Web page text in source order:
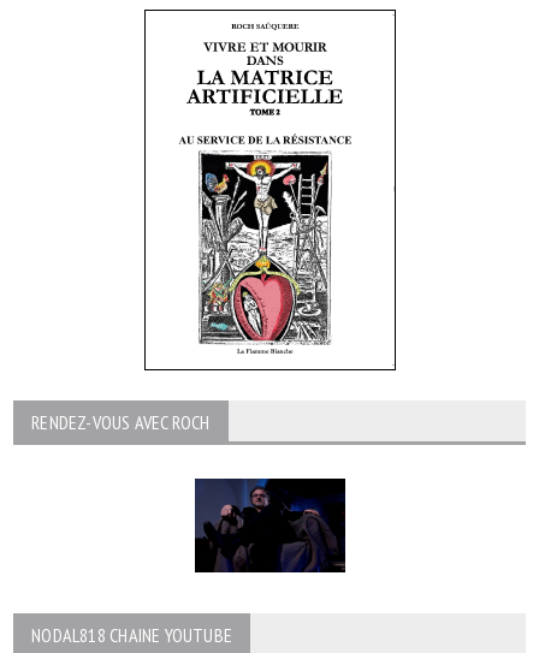
RENDEZ-VOUS AVEC ROCH
NODAL818 CHAINE YOUTUBE